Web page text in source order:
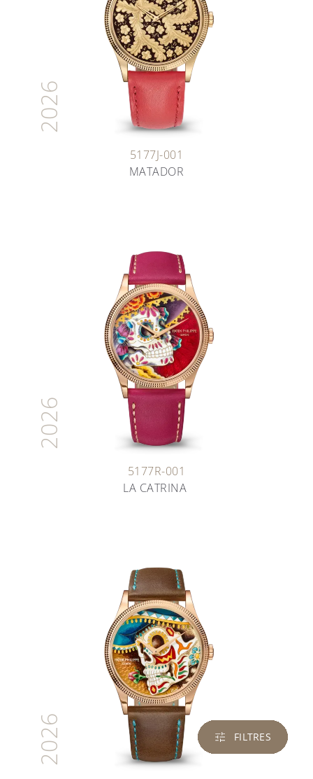
2026
5177J-001
MATADOR
2026
5177R-001
LA CATRINA
2026 FILTRES